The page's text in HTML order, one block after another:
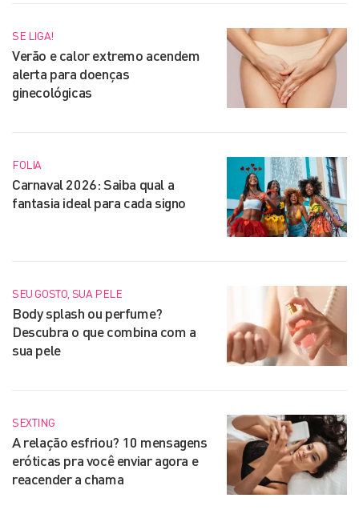
SE LIGA!
Verão e calor extremo acendem
alerta para doenças
ginecológicas
FOLIA
Carnaval 2026: Saiba qual a
fantasia ideal para cada signo
SEU GOSTO, SUA PELE
Body splash ou perfume?
Descubra o que combina com a
sua pele
SEXTING
A relação esfriou? 10 mensagens
eróticas pra você enviar agora e
reacender a chama